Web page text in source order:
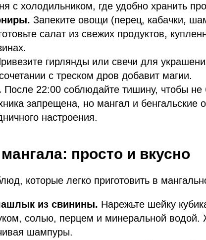
с холодильником, где удобно хранить
Запеките овощи (перец, кабачки,
салат из свежих продуктов,
гирлянды или свечи для
с треском дров добавит магии.
После 22:00 соблюдайте тишину, чтобы не
запрещена, но мангал и бенгальские
настроения.
просто и вкусно
которые легко приготовить в
из свинины. Нарежьте шейку
солью, перцем и минеральной водой.
шампуры.